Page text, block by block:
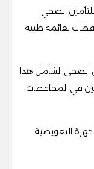
الصحي
٤,٤ مليون مواطن في ٦ محافظات بقائمة طبية
الشامل هذا
في المحافظات
التعويضية